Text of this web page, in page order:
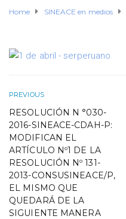
Home SINEACE en medios
PREVIOUS
RESOLUCIÓN N °030-
2016-SINEACE-CDAH-P:
MODIFICAN EL
ARTÍCULO Nº1 DE LA
RESOLUCIÓN Nº 131-
2013-CONSUSINEACE/P,
EL MISMO QUE
QUEDARÁ DE LA
SIGUIENTE MANERA